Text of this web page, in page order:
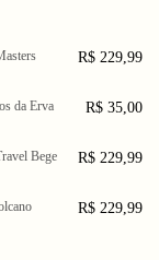
R$ 229,99
da Erva R$ 35,00
Bege R$ 229,99
R$ 229,99